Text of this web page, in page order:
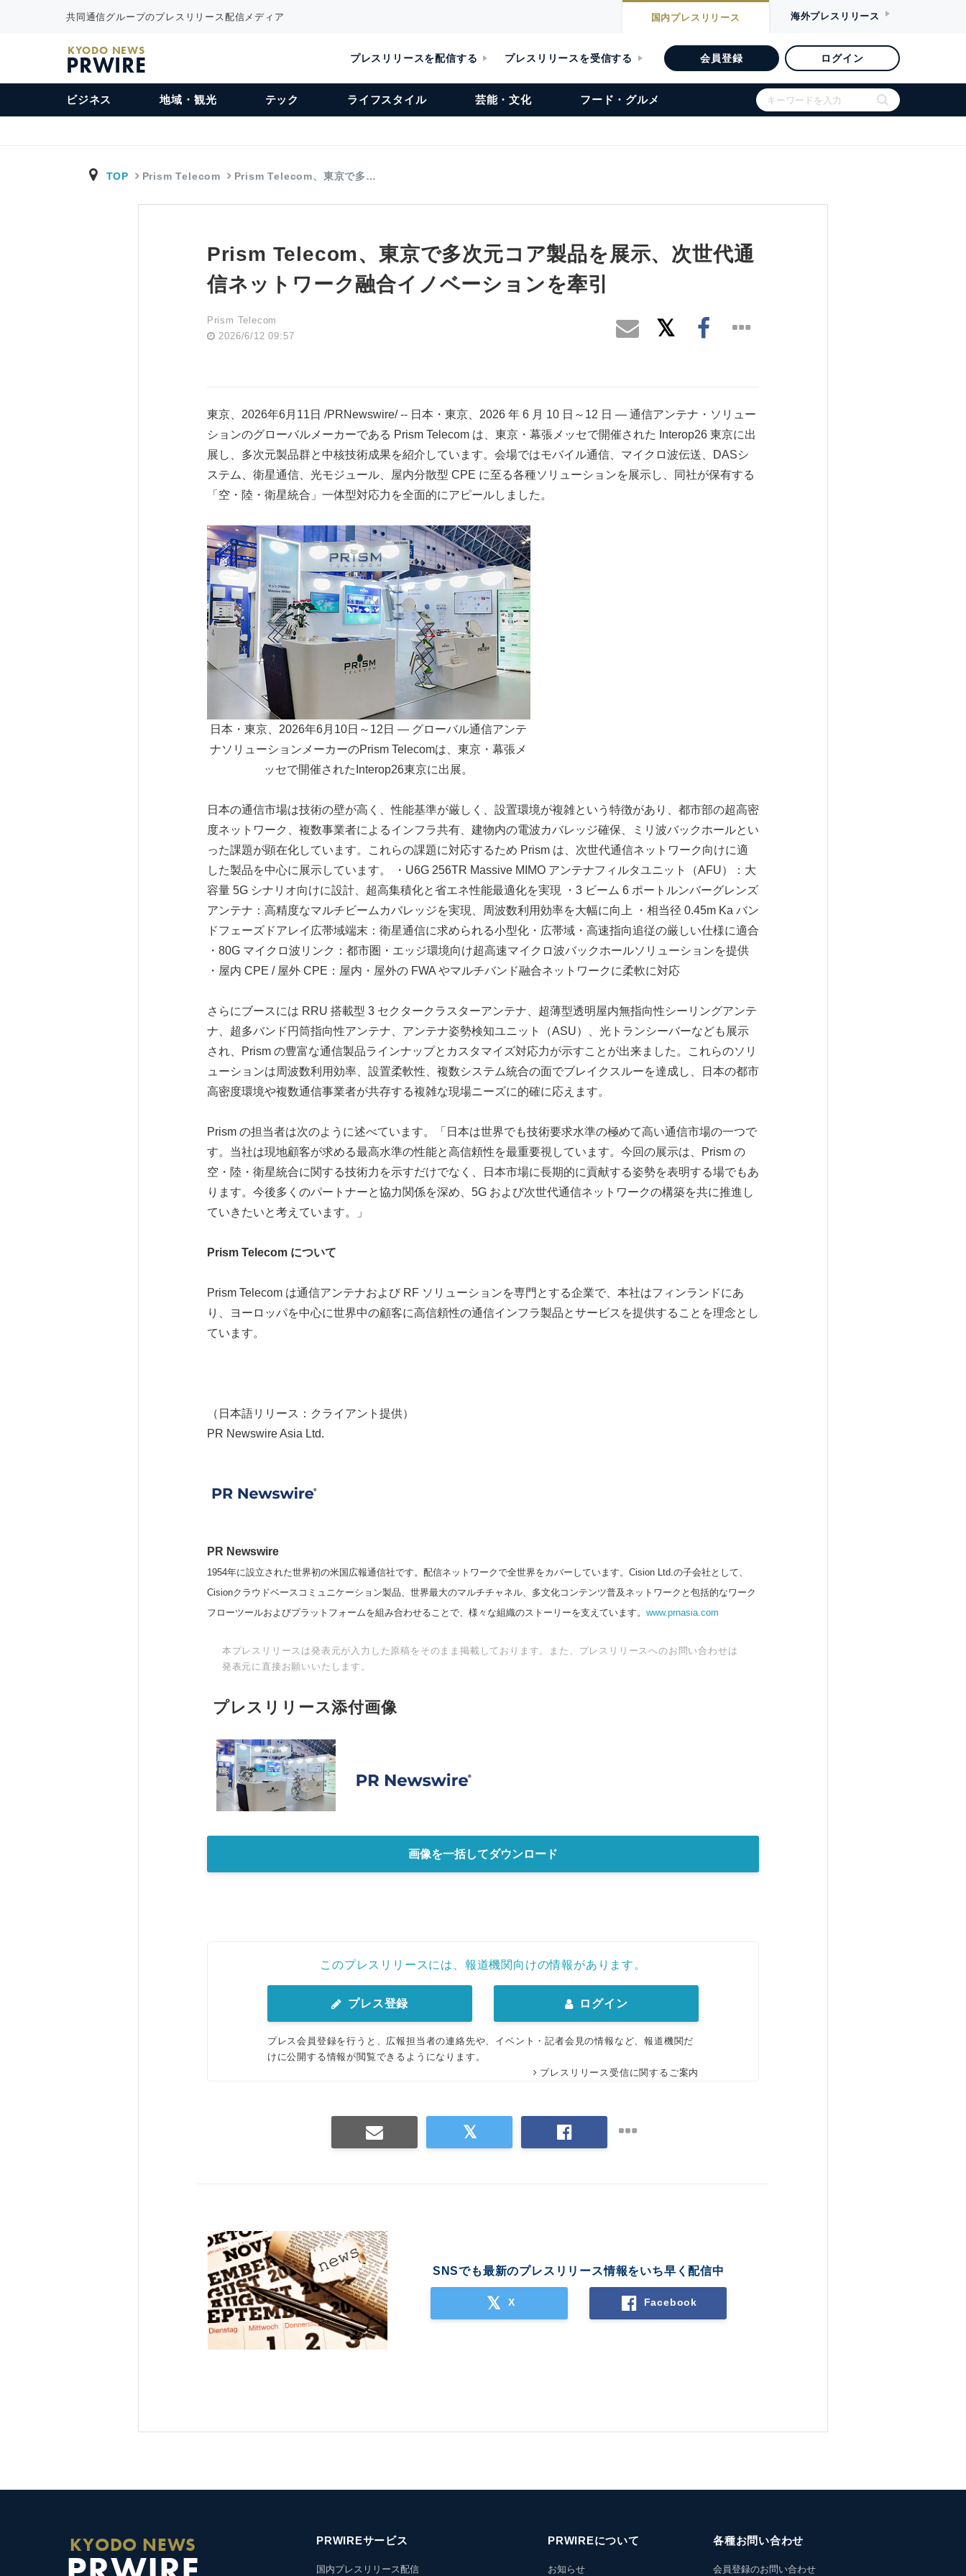
共同通信グループのプレスリリース配信メディア 国内プレスリリース 海外プレスリリース
KYODO NEWS
PRWIRE プレスリリースを配信する プレスリリースを受信する 会員登録 ログイン
ビジネス 地域・観光 テック ライフスタイル 芸能・文化 フード・グルメ
TOP Prism Telecom Prism Telecom、東京で多…
Prism Telecom、東京で多次元コア製品を展示、次世代通
信ネットワーク融合イノベーションを牽引
Prism Telecom
2026/6/12 09:57
東京、2026年6月11日 /PRNewswire/ -- 日本・東京、2026 年 6 月 10 日～12 日 — 通信アンテナ・ソリュー
ションのグローバルメーカーである Prism Telecom は、東京・幕張メッセで開催された Interop26 東京に出
展し、多次元製品群と中核技術成果を紹介しています。会場ではモバイル通信、マイクロ波伝送、DASシ
ステム、衛星通信、光モジュール、屋内分散型 CPE に至る各種ソリューションを展示し、同社が保有する
「空・陸・衛星統合」一体型対応力を全面的にアピールしました。
日本・東京、2026年6月10日～12日 — グローバル通信アンテ
ナソリューションメーカーのPrism Telecomは、東京・幕張メ
ッセで開催されたInterop26東京に出展。
日本の通信市場は技術の壁が高く、性能基準が厳しく、設置環境が複雑という特徴があり、都市部の超高密
度ネットワーク、複数事業者によるインフラ共有、建物内の電波カバレッジ確保、ミリ波バックホールとい
った課題が顕在化しています。これらの課題に対応するため Prism は、次世代通信ネットワーク向けに適
した製品を中心に展示しています。 ・U6G 256TR Massive MIMO アンテナフィルタユニット（AFU）：大
容量 5G シナリオ向けに設計、超高集積化と省エネ性能最適化を実現 ・3 ビーム 6 ポートルンバーグレンズ
アンテナ：高精度なマルチビームカバレッジを実現、周波数利用効率を大幅に向上 ・相当径 0.45m Ka バン
ドフェーズドアレイ広帯域端末：衛星通信に求められる小型化・広帯域・高速指向追従の厳しい仕様に適合
・80G マイクロ波リンク：都市圏・エッジ環境向け超高速マイクロ波バックホールソリューションを提供
・屋内 CPE / 屋外 CPE：屋内・屋外の FWA やマルチバンド融合ネットワークに柔軟に対応
さらにブースには RRU 搭載型 3 セクタークラスターアンテナ、超薄型透明屋内無指向性シーリングアンテ
ナ、超多バンド円筒指向性アンテナ、アンテナ姿勢検知ユニット（ASU）、光トランシーバーなども展示
され、Prism の豊富な通信製品ラインナップとカスタマイズ対応力が示すことが出来ました。これらのソリ
ューションは周波数利用効率、設置柔軟性、複数システム統合の面でブレイクスルーを達成し、日本の都市
高密度環境や複数通信事業者が共存する複雑な現場ニーズに的確に応えます。
Prism の担当者は次のように述べています。「日本は世界でも技術要求水準の極めて高い通信市場の一つで
す。当社は現地顧客が求める最高水準の性能と高信頼性を最重要視しています。今回の展示は、Prism の
空・陸・衛星統合に関する技術力を示すだけでなく、日本市場に長期的に貢献する姿勢を表明する場でもあ
ります。今後多くのパートナーと協力関係を深め、5G および次世代通信ネットワークの構築を共に推進し
ていきたいと考えています。」
Prism Telecom について
Prism Telecom は通信アンテナおよび RF ソリューションを専門とする企業で、本社はフィンランドにあ
り、ヨーロッパを中心に世界中の顧客に高信頼性の通信インフラ製品とサービスを提供することを理念とし
ています。
（日本語リリース：クライアント提供）
PR Newswire Asia Ltd.
PR Newswire
1954年に設立された世界初の米国広報通信社です。配信ネットワークで全世界をカバーしています。Cision Ltd.の子会社として、
Cisionクラウドベースコミュニケーション製品、世界最大のマルチチャネル、多文化コンテンツ普及ネットワークと包括的なワーク
フローツールおよびプラットフォームを組み合わせることで、様々な組織のストーリーを支えています。 www.prnasia.com
本プレスリリースは発表元が入力した原稿をそのまま掲載しております。また、プレスリリースへのお問い合わせは
発表元に直接お願いいたします。
プレスリリース添付画像
画像を一括してダウンロード
このプレスリリースには、報道機関向けの情報があります。
プレス登録 ログイン
プレス会員登録を行うと、広報担当者の連絡先や、イベント・記者会見の情報など、報道機関だ
けに公開する情報が閲覧できるようになります。
プレスリリース受信に関するご案内
SNSでも最新のプレスリリース情報をいち早く配信中
X Facebook
KYODO NEWS PRWIREサービス
国内プレスリリース配信
PRWIREについて
お知らせ
各種お問い合わせ
会員登録のお問い合わせ